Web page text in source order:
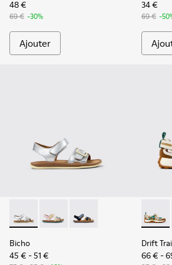
48 €
69 € -30%
Ajouter
34 €
69 € -
Bicho - K800672-004 - Sandales en
Bicho - K800672-003 -
Bicho - K800672-002
Bicho
45 € - 51 €
Drift
Drift
66 € -